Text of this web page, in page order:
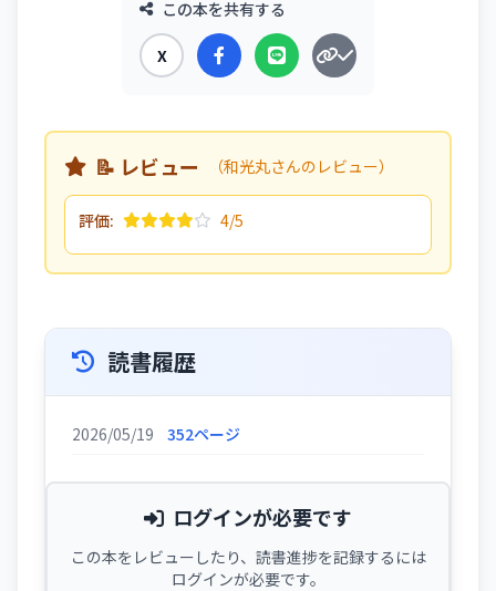
この本を共有する
X
📝 レビュー （和光丸さんのレビュー）
評価: 4/5
読書履歴
2026/05/19 352ページ
ログインが必要です
この本をレビューしたり、読書進捗を記録するには
ログインが必要です。